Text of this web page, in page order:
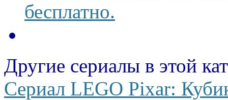
бесплатно.
Другие сериалы в этой
Сериал LEGO Pixar: